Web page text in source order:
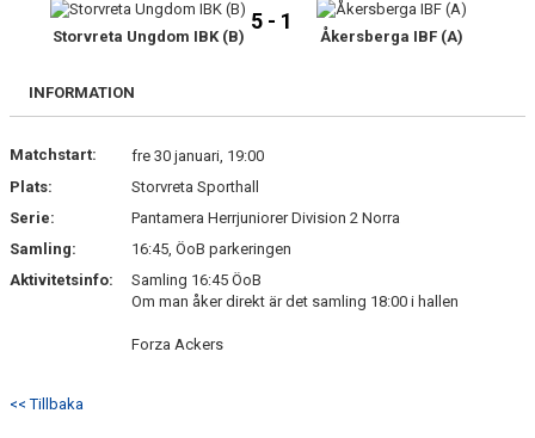
TRUPPEN
BILDGALLERI
KONTAKT
Storvreta Ungdom IBK (B)
5 - 1
Åkersberga IBF (A)
INFORMATION
Matchstart:
fre 30 januari, 19:00
Plats:
Storvreta Sporthall
Serie:
Pantamera Herrjuniorer Division 2 Norra
Samling:
16:45, ÖoB parkeringen
Aktivitetsinfo:
Samling 16:45 ÖoB
Om man åker direkt är det samling 18:00 i hallen
Forza Ackers
<< Tillbaka